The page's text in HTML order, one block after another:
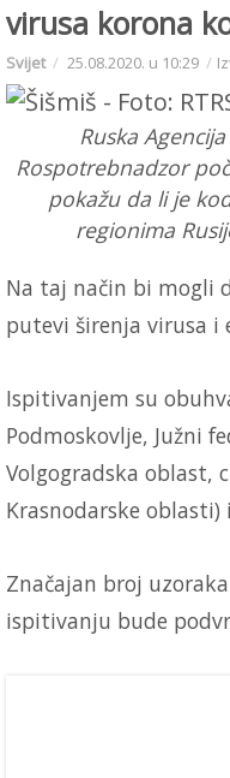
virusa korona
Svijet 25.08.2020. u 10:29
Ruska
Rospotrebnadzor
pokažu da li je
regionima
Na taj način bi mogli
putevi širenja virusa i
Ispitivanjem su
Podmoskovlje, Južni
Volgogradska oblast,
Krasnodarske oblasti)
Značajan broj
ispitivanju bude